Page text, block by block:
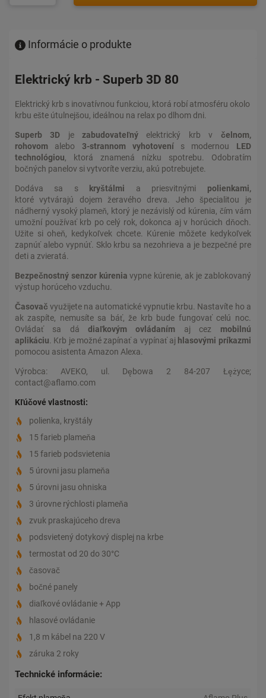
Informácie o produkte
Elektrický krb - Superb 3D 80
Elektrický krb s inovatívnou funkciou, ktorá robí atmosféru okolo
krbu ešte útulnejšou, ideálnou na relax po dlhom dni.
Superb 3D jezabudovateľný elektrický krb v čelnom,
rohovom alebo 3-strannom vyhotovení s modernou LED
technológiou, ktorá znamená nízku spotrebu. Odobratím
bočných panelov si vytvoríte verziu, akú potrebujete.
Dodáva sa s kryštálmi a priesvitnými polienkami,
ktoré vytvárajú dojem žeravého dreva. Jeho špecialitou je
nádherný vysoký plameň, ktorý je nezávislý od kúrenia, čím vám
umožní používať krb po celý rok, dokonca aj v horúcich dňoch.
Užite si oheň, kedykoľvek chcete. Kúrenie môžete kedykoľvek
zapnúť alebo vypnúť. Sklo krbu sa nezohrieva a je bezpečné pre
deti a zvieratá.
Bezpečnostný senzor kúrenia vypne kúrenie, ak je zablokovaný
výstup horúceho vzduchu.
Časovač využijete na automatické vypnutie krbu. Nastavíte ho a
ak zaspíte, nemusíte sa báť, že krb bude fungovať celú noc.
Ovládať sa dádiaľkovým ovládaním aj cez mobilnú
aplikáciu . Krb je možné zapínať a vypínať aj hlasovými príkazmi
pomocou asistenta Amazon Alexa.
Výrobca: AVEKO, ul. Dębowa 2 84-207 Łężyce;
contact@aflamo.com
Kľúčové vlastnosti:
polienka, kryštály
15 farieb plameňa
15 farieb podsvietenia
5 úrovni jasu plameňa
5 úrovni jasu ohniska
3 úrovne rýchlosti plameňa
zvuk praskajúceho dreva
podsvietený dotykový displej na krbe
termostat od 20 do 30°C
časovač
bočné panely
diaľkové ovládanie + App
hlasové ovládanie
1,8 m kábel na 220 V
záruka 2 roky
Technické informácie: